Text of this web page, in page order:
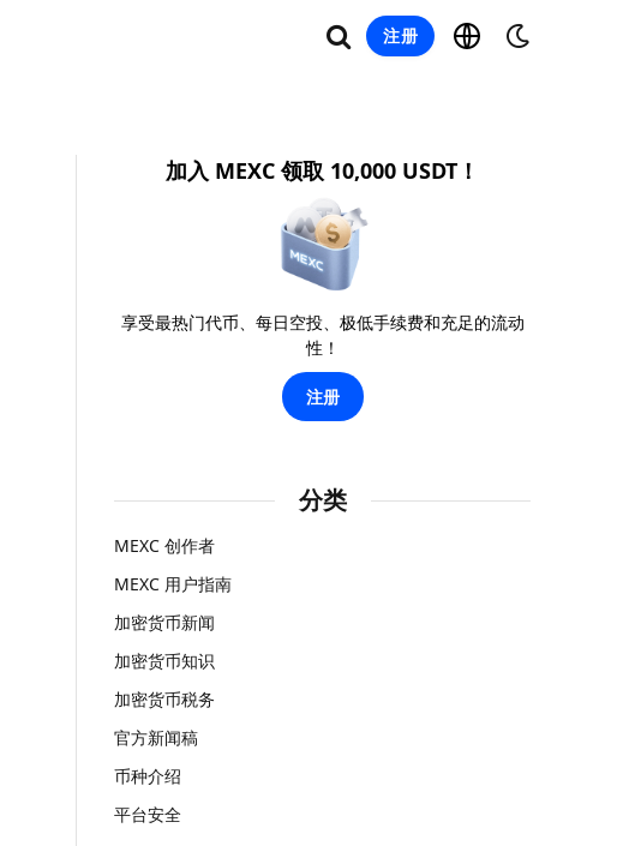
注册
加入 MEXC 领取 10,000 USDT！
享受最热门代币、每日空投、极低手续费和充足的流动
性！
注册
分类
MEXC 创作者
MEXC 用户指南
加密货币新闻
加密货币知识
加密货币税务
官方新闻稿
币种介绍
平台安全